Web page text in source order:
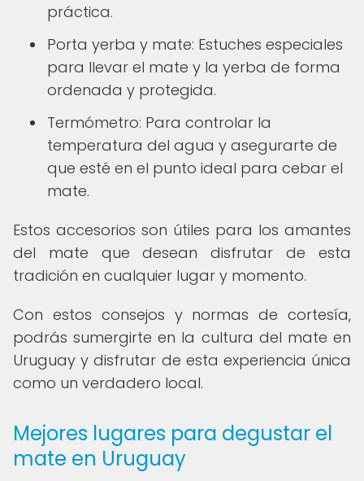
práctica.
Porta yerba y mate: Estuches especiales
para llevar el mate y la yerba de forma
ordenada y protegida.
Termómetro: Para controlar la
temperatura del agua y asegurarte de
que esté en el punto ideal para cebar el
mate.
Estos accesorios son útiles para los amantes
del mate que desean disfrutar de esta
tradición en cualquier lugar y momento.
Con estos consejos y normas de cortesía,
podrás sumergirte en la cultura del mate en
Uruguay y disfrutar de esta experiencia única
como un verdadero local.
Mejores lugares para degustar el
mate en Uruguay